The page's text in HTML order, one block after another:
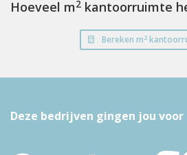
Hoeveel m2 kantoorruimte
Bereken m2
Deze bedrijven gingen jou voor